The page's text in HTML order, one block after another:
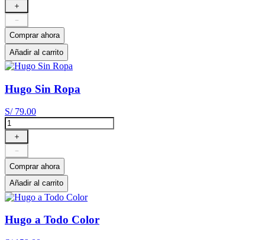
＋
－
Comprar ahora
Añadir al carrito
Hugo Sin Ropa
S/ 79.00
＋
－
Comprar ahora
Añadir al carrito
Hugo a Todo Color